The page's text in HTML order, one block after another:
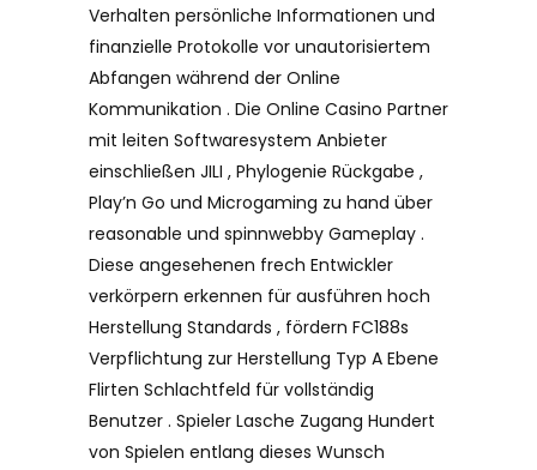
Verhalten persönliche Informationen und
finanzielle Protokolle vor unautorisiertem
Abfangen während der Online
Kommunikation . Die Online Casino Partner
mit leiten Softwaresystem Anbieter
einschließen JILI , Phylogenie Rückgabe ,
Play’n Go und Microgaming zu hand über
reasonable und spinnwebby Gameplay .
Diese angesehenen frech Entwickler
verkörpern erkennen für ausführen hoch
Herstellung Standards , fördern FC188s
Verpflichtung zur Herstellung Typ A Ebene
Flirten Schlachtfeld für vollständig
Benutzer . Spieler Lasche Zugang Hundert
von Spielen entlang dieses Wunsch